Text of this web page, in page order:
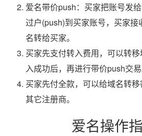
爱名带价push：买家把账号发
过户(push)到买家账号，买家
名转给买家。
买家先支付转入费用，可以转
入成功后，再进行带价push交易
买家先付全款，可以给域名转
其它注册商。
爱名操作